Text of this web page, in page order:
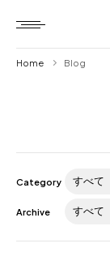
Home Blog
Category
Archive